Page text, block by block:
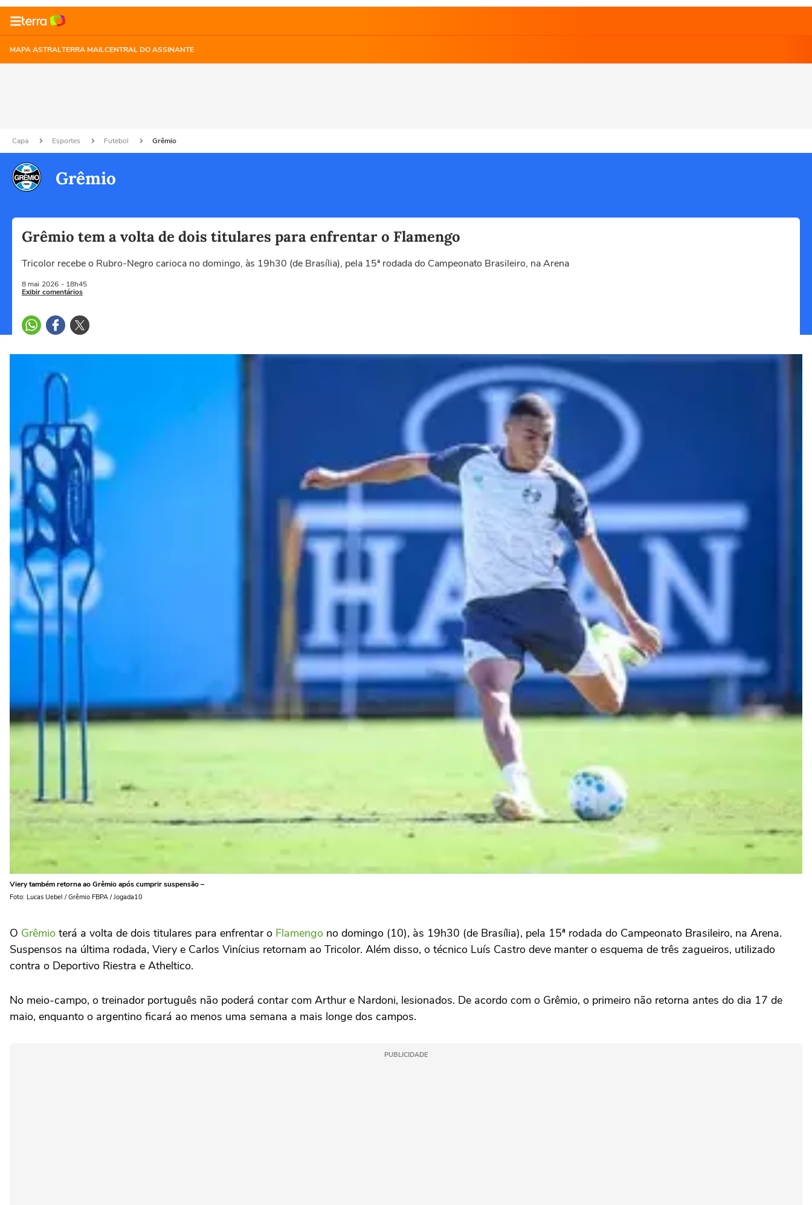
MAPA ASTRALTERRA MAILCENTRAL DO ASSINANTE
Capa Esportes Futebol Grêmio
Grêmio
Grêmio tem a volta de dois titulares para enfrentar o Flamengo
Tricolor recebe o Rubro-Negro carioca no domingo, às 19h30 (de Brasília), pela 15ª rodada do Campeonato Brasileiro, na Arena
8 mai 2026 - 18h45
Exibir comentários
Viery também retorna ao Grêmio após cumprir suspensão –
Foto: Lucas Uebel / Grêmio FBPA / Jogada10
O Grêmio terá a volta de dois titulares para enfrentar o Flamengo no domingo (10), às 19h30 (de Brasília), pela 15ª rodada do Campeonato Brasileiro, na Arena.
Suspensos na última rodada, Viery e Carlos Vinícius retornam ao Tricolor. Além disso, o técnico Luís Castro deve manter o esquema de três zagueiros, utilizado
contra o Deportivo Riestra e Atheltico.
No meio-campo, o treinador português não poderá contar com Arthur e Nardoni, lesionados. De acordo com o Grêmio, o primeiro não retorna antes do dia 17 de
maio, enquanto o argentino ficará ao menos uma semana a mais longe dos campos.
PUBLICIDADE